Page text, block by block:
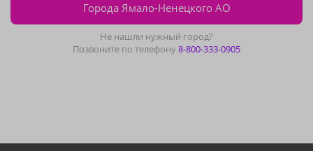
Города Ямало-Ненецкого АО
Не нашли нужный город?
Позвоните по телефону8-800-333-0905